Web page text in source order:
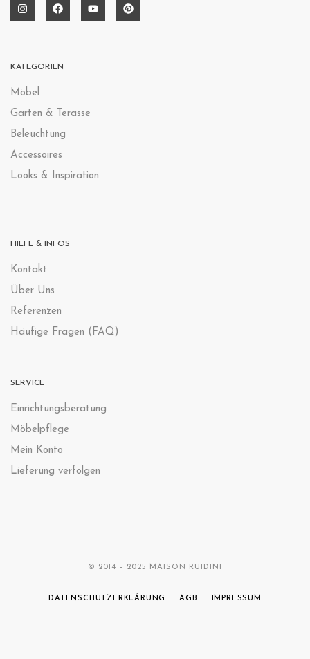
KATEGORIEN
Möbel
Garten & Terasse
Beleuchtung
Accessoires
Looks & Inspiration
HILFE & INFOS
Kontakt
Über Uns
Referenzen
Häufige Fragen (FAQ)
SERVICE
Einrichtungsberatung
Möbelpflege
Mein Konto
Lieferung verfolgen
© 2014 – 2025 MAISON RUIDINI
DATENSCHUTZERKLÄRUNG AGB IMPRESSUM